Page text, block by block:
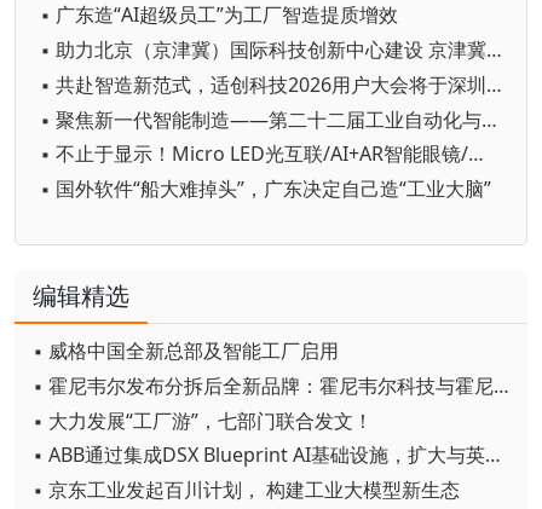
▪ 广东造“AI超级员工”为工厂智造提质增效
▪ 助力北京（京津冀）国际科技创新中心建设 京津冀成立机器人产业链联盟
▪ 共赴智造新范式，适创科技2026用户大会将于深圳启幕
▪ 聚焦新一代智能制造——第二十二届工业自动化与标准化研讨会在京举办
▪ 不止于显示！Micro LED光互联/AI+AR智能眼镜/玻璃基板TGV等全新赛道集中亮相，创新动能尽在2026深圳国际全触与显示展
▪ 国外软件“船大难掉头”，广东决定自己造“工业大脑”
编辑精选
▪ 威格中国全新总部及智能工厂启用
▪ 霍尼韦尔发布分拆后全新品牌：霍尼韦尔科技与霍尼韦尔航空航天
▪ 大力发展“工厂游”，七部门联合发文！
▪ ABB通过集成DSX Blueprint AI基础设施，扩大与英伟达的合作
▪ 京东工业发起百川计划， 构建工业大模型新生态